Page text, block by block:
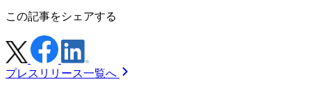
この記事をシェアする
プレスリリース一覧へ